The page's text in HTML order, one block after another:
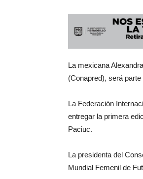
La mexicana
(Conapred), será
La Federación
entregar la primera
Paciuc.
La presidenta del
Mundial Femenil de